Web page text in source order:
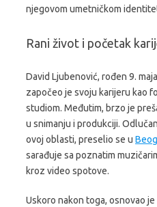
njegovom umetničkom
Rani život i početak
David Ljubenović, rođen 9.
započeo je svoju karijeru kao
studiom. Međutim, brzo je
u snimanju i produkciji.
ovoj oblasti, preselio se u
sarađuje sa poznatim
kroz video spotove.
Uskoro nakon toga, osnovao